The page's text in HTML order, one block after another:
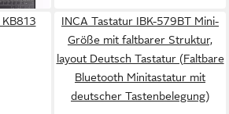
INCA Tastatur IBK-579BT Mini-
Größe mit faltbarer Struktur,
layout Deutsch Tastatur (Faltbare
Bluetooth Minitastatur mit
deutscher Tastenbelegung)